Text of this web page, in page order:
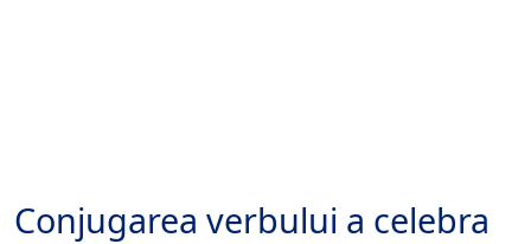
Conjugarea verbului a celebra